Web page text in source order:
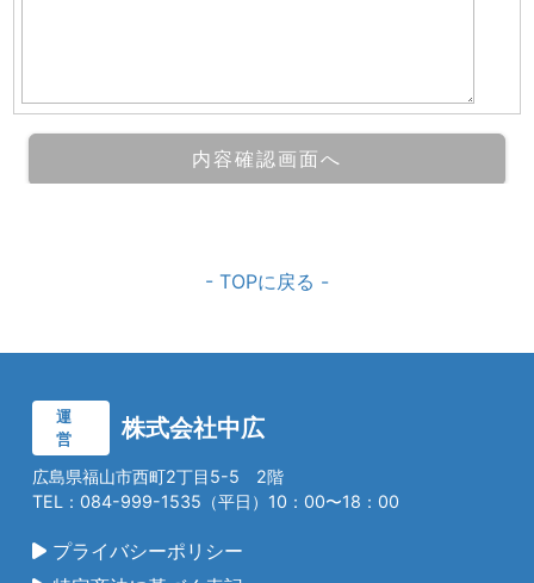
- TOPに戻る -
運
営
株式会社中広
広島県福山市西町2丁目5-5 2階
TEL：084-999-1535（平日）10：00〜18：00
プライバシーポリシー